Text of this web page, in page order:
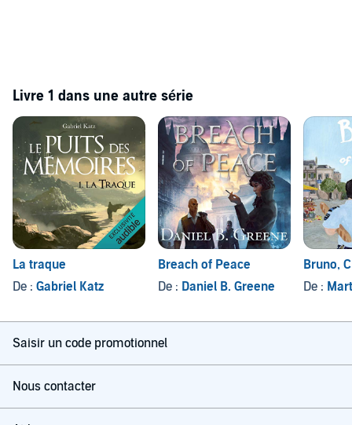
Livre 1 dans une autre série
La traque
De : Gabriel Katz
Breach of Peace
De : Daniel B. Greene
Bruno,
De :
Saisir un code promotionnel
Nous contacter